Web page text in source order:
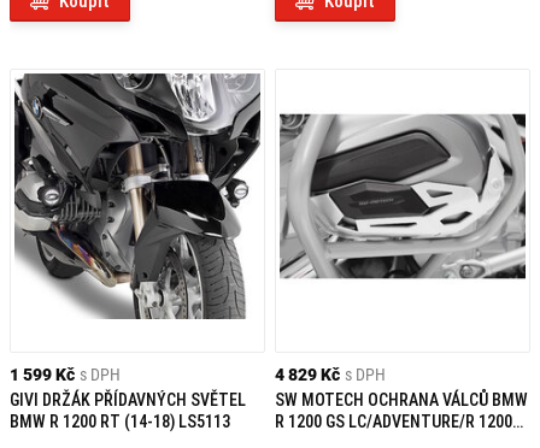
1 599 Kč s DPH
GIVI DRŽÁK PŘÍDAVNÝCH SVĚTEL
BMW R 1200 RT (14-18) LS5113
4 829 Kč s DPH
SW MOTECH OCHRANA VÁLCŮ BMW
R 1200 GS LC/ADVENTURE/R 1200